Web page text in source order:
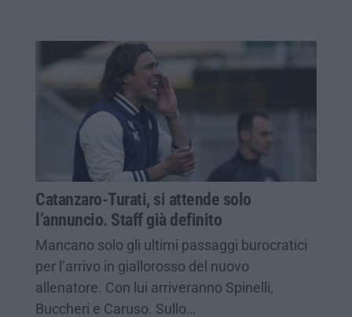
Catanzaro-Turati, si attende solo
l’annuncio. Staff già definito
Mancano solo gli ultimi passaggi burocratici
per l’arrivo in giallorosso del nuovo
allenatore. Con lui arriveranno Spinelli,
Buccheri e Caruso. Sullo…